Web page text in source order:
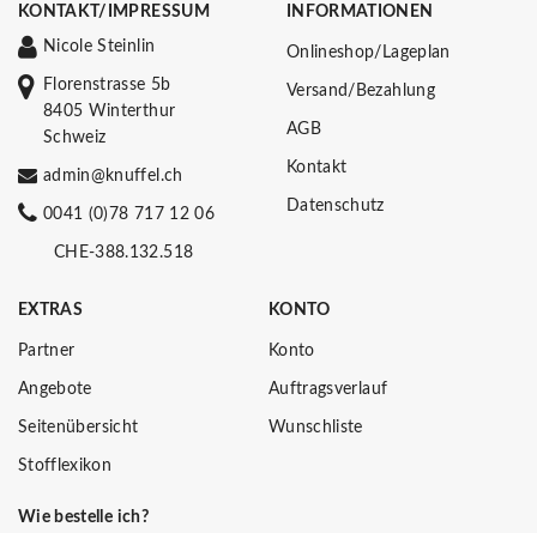
KONTAKT/IMPRESSUM
Nicole Steinlin
Florenstrasse 5b
8405 Winterthur
Schweiz
admin@knuffel.ch
0041 (0)78 717 12 06
CHE-388.132.518
INFORMATIONEN
Onlineshop/Lageplan
Versand/Bezahlung
AGB
Kontakt
Datenschutz
EXTRAS
Partner
Angebote
Seitenübersicht
Stofflexikon
KONTO
Konto
Auftragsverlauf
Wunschliste
Wie bestelle ich?